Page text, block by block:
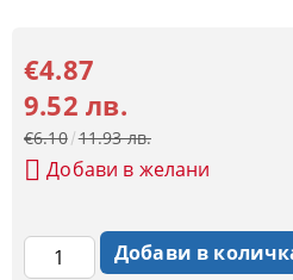
€4.87
9.52 лв.
€6.10 11.93 лв.
Добави в желани